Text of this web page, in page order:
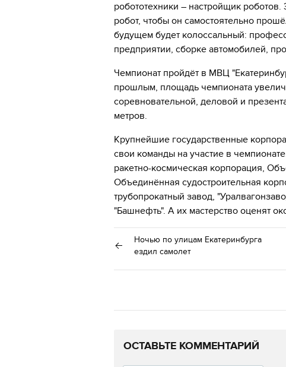
робототехники – настройщик
робот, чтобы он самостоятельно
будущем будет колоссальный:
предприятии, сборке автомобилей,
Чемпионат пройдёт в МВЦ
прошлым, площадь чемпионата
соревновательной, деловой и
метров.
Крупнейшие государственные
свои команды на участие в
ракетно-космическая корпорация,
Объединённая судостроительная
трубопрокатный завод,
"Башнефть". А их мастерство оценят
Ночью по улицам Екатеринбурга
ездил самолет
ОСТАВЬТЕ КОММЕНТАРИЙ